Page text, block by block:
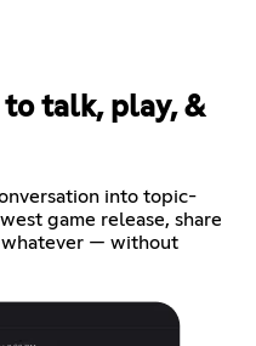
to talk, play, &
into topic-
game release, share
whatever — without